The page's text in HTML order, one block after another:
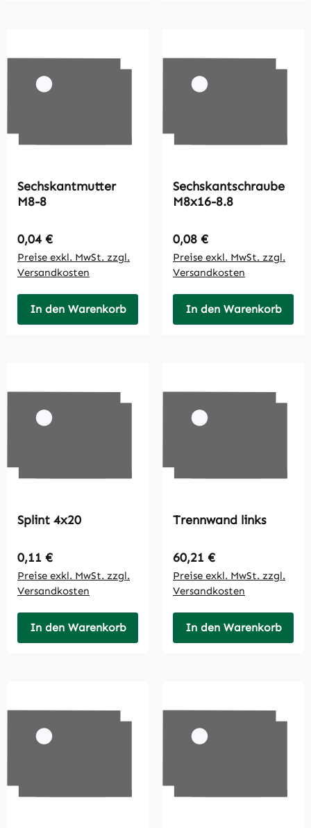
Sechskantmutter
M8-8
Regulärer Preis:
0,04 €
Preise exkl. MwSt. zzgl.
Versandkosten
In den Warenkorb
Sechskantschraube
M8x16-8.8
Regulärer Preis:
0,08 €
Preise exkl. MwSt. zzgl.
Versandkosten
In den Warenkorb
Splint 4x20
Regulärer Preis:
0,11 €
Preise exkl. MwSt. zzgl.
Versandkosten
In den Warenkorb
Trennwand links
Regulärer Preis:
60,21 €
Preise exkl. MwSt. zzgl.
Versandkosten
In den Warenkorb